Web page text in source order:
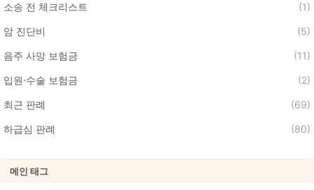
소송 전 체크리스트 (1)
암 진단비 (5)
음주 사망 보험금 (11)
입원·수술 보험금 (2)
최근 판례 (69)
하급심 판례 (80)
메인 태그